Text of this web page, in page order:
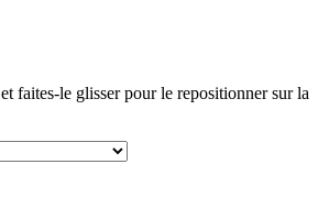
faites-le glisser pour le repositionner sur la